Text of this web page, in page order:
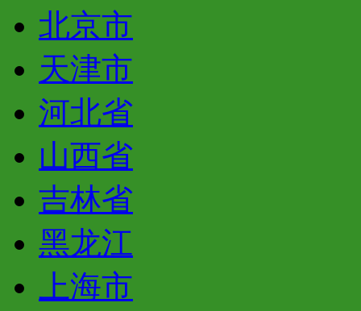
北京市
天津市
河北省
山西省
吉林省
黑龙江
上海市